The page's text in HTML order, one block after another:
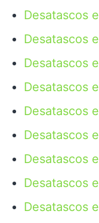
Desatascos
Desatascos
Desatascos
Desatascos
Desatascos
Desatascos
Desatascos
Desatascos
Desatascos